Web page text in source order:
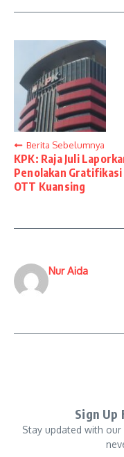
Berita Sebelumnya
KPK: Raja Juli
Penolakan Gratifikasi
OTT Kuansing
Nur Aida
Sign Up
Stay updated with